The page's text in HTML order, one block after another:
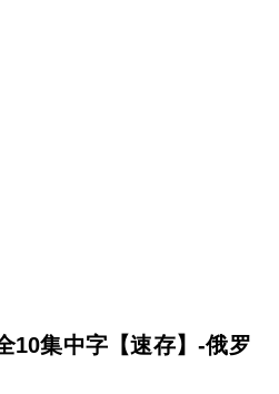
10集中字【速存】-俄罗